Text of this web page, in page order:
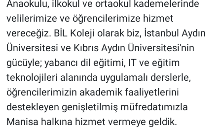
Anaokulu, ilkokul ve ortaokul kademelerinde
velilerimize ve öğrencilerimize hizmet
vereceğiz. BİL Koleji olarak biz, İstanbul Aydın
Üniversitesi ve Kıbrıs Aydın Üniversitesi'nin
gücüyle; yabancı dil eğitimi, IT ve eğitim
teknolojileri alanında uygulamalı derslerle,
öğrencilerimizin akademik faaliyetlerini
destekleyen genişletilmiş müfredatımızla
Manisa halkına hizmet vermeye geldik.